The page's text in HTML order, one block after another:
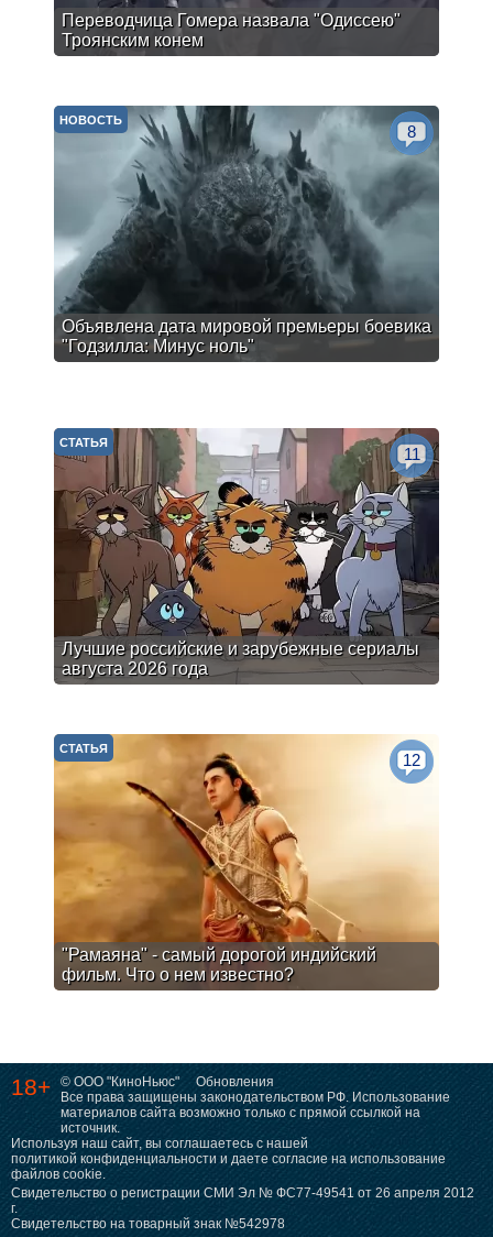
Переводчица Гомера назвала "Одиссею"
Троянским конем
Объявлена дата мировой премьеры боевика
"Годзилла: Минус ноль"
НОВОСТЬ
8
Лучшие российские и зарубежные сериалы
августа 2026 года
СТАТЬЯ
11
"Рамаяна" - самый дорогой индийский
фильм. Что о нем известно?
СТАТЬЯ
12
18+ © ООО "КиноНьюс"
Обновления
Все права защищены законодательством РФ. Использование
материалов сайта возможно только с прямой ссылкой на
источник.
Используя наш сайт, вы соглашаетесь с нашей
политикой конфиденциальности и даете согласие на использование
файлов cookie.
Свидетельство о регистрации СМИ Эл № ФС77-49541 от 26 апреля 2012
г.
Свидетельство на товарный знак №542978